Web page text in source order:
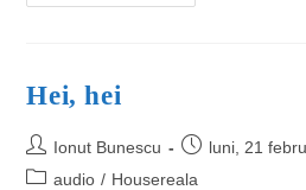
Hei, hei
Ionut Bunescu
luni, 21
audio / Housereala